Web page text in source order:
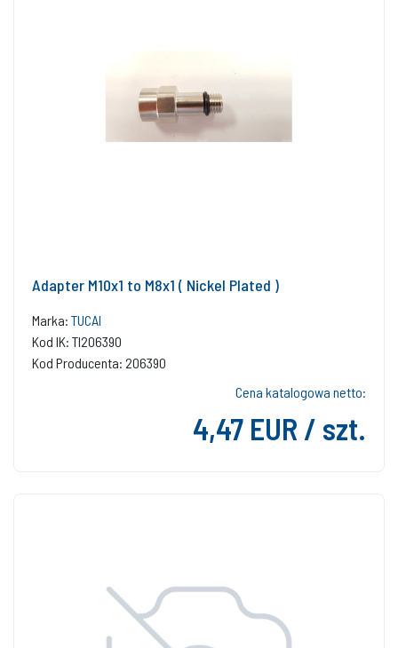
Adapter M10x1 to M8x1 ( Nickel Plated )
Marka: TUCAI
Kod IK: TI206390
Kod Producenta: 206390
Cena katalogowa netto:
4,47 EUR / szt.